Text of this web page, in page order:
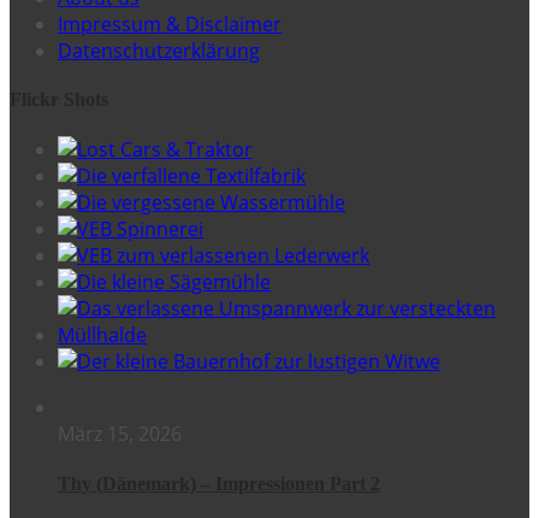
Impressum & Disclaimer
Datenschutzerklärung
März 15, 2026